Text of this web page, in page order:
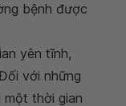
bệnh được
yên tĩnh,
với những
một thời gian